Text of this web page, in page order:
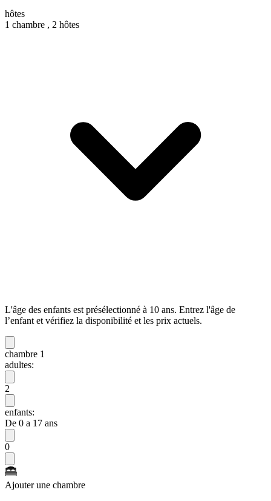
hôtes
1 chambre , 2 hôtes
L'âge des enfants est présélectionné à 10 ans. Entrez l'âge de
l’enfant et vérifiez la disponibilité et les prix actuels.
chambre 1
adultes:
2
enfants:
De 0 a 17 ans
0
Ajouter une chambre